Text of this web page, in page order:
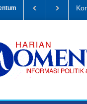
DLH Divonis 5 Tahun